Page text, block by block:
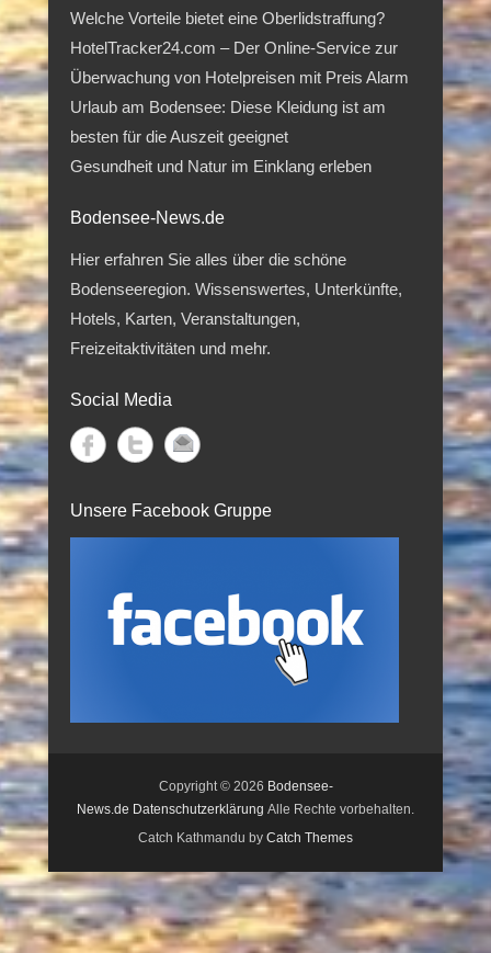
Welche Vorteile bietet eine Oberlidstraffung?
HotelTracker24.com – Der Online-Service zur
Überwachung von Hotelpreisen mit Preis Alarm
Urlaub am Bodensee: Diese Kleidung ist am
besten für die Auszeit geeignet
Gesundheit und Natur im Einklang erleben
Bodensee-News.de
Hier erfahren Sie alles über die schöne
Bodenseeregion. Wissenswertes, Unterkünfte,
Hotels, Karten, Veranstaltungen,
Freizeitaktivitäten und mehr.
Social Media
Unsere Facebook Gruppe
Copyright © 2026 Bodensee-
News.de Datenschutzerklärung Alle Rechte vorbehalten.
Catch Kathmandu by Catch Themes